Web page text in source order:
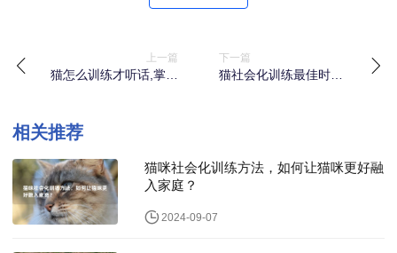
上一篇
猫怎么训练才听话,掌握
下一篇
猫社会化训练最佳时间
相关推荐
猫咪社会化训练方法，如何让猫咪更好融
入家庭？
2024-09-07